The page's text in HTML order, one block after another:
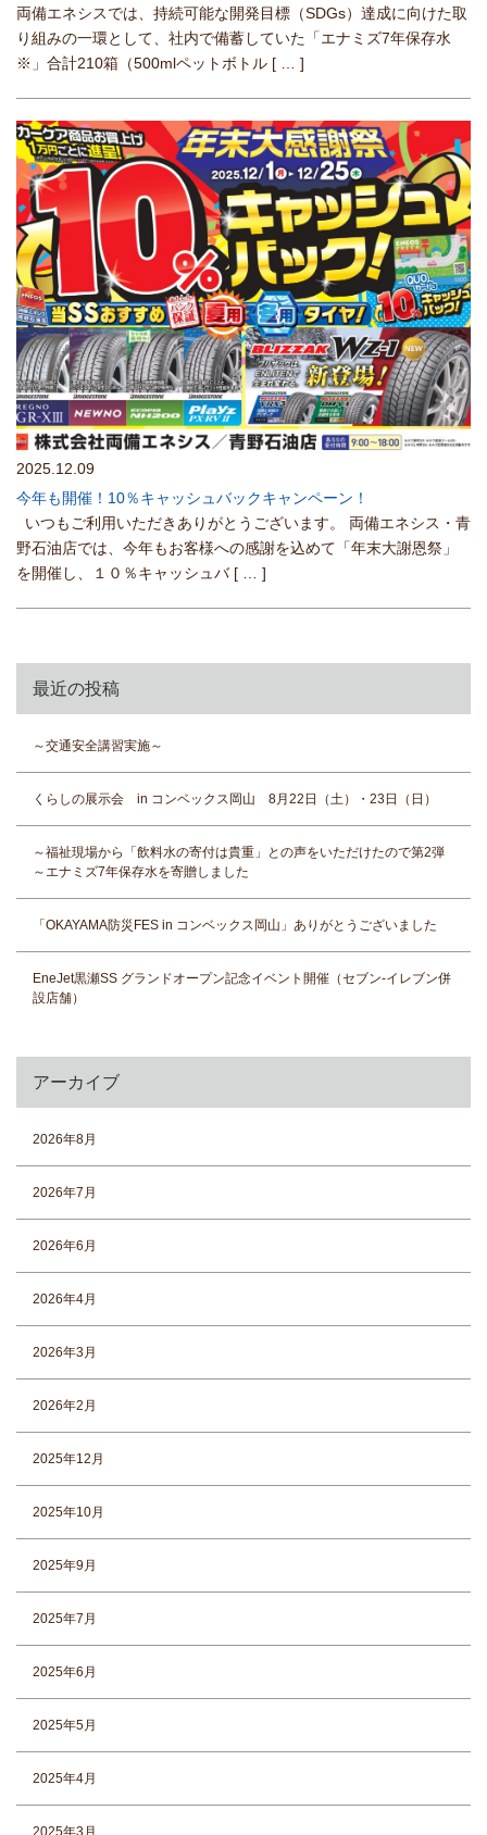
両備エネシスでは、持続可能な開発目標（SDGs）達成に向けた取
り組みの一環として、社内で備蓄していた「エナミズ7年保存水
※」合計210箱（500mlペットボトル [ … ]
2025.12.09
今年も開催！10％キャッシュバックキャンペーン！
いつもご利用いただきありがとうございます。 両備エネシス・青
野石油店では、今年もお客様への感謝を込めて「年末大謝恩祭」
を開催し、１０％キャッシュバ [ … ]
最近の投稿
～交通安全講習実施～
くらしの展示会 in コンベックス岡山 8月22日（土）・23日（日）
～福祉現場から「飲料水の寄付は貴重」との声をいただけたので第2弾
～エナミズ7年保存水を寄贈しました
「OKAYAMA防災FES in コンベックス岡山」ありがとうございました
EneJet黒瀬SS グランドオープン記念イベント開催（セブン-イレブン併
設店舗）
アーカイブ
2026年8月
2026年7月
2026年6月
2026年4月
2026年3月
2026年2月
2025年12月
2025年10月
2025年9月
2025年7月
2025年6月
2025年5月
2025年4月